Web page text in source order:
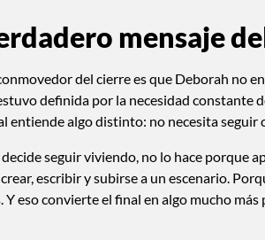
mensaje
del cierre es que Deborah no
definida por la necesidad constante
entiende algo distinto: no necesita
seguir viviendo, no lo hace porque
escribir y subirse a un escenario.
Y eso convierte el final en algo mucho